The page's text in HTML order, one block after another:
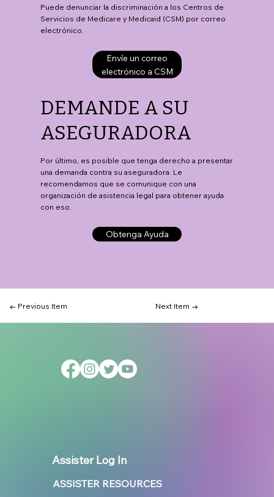
Puede denunciar la discriminación a los Centros de
Servicios de Medicare y Medicaid (CSM) por correo
electrónico.
Envíe un correo
electrónico a CSM
DEMANDE A SU
ASEGURADORA
Por último, es posible que tenga derecho a presentar
una demanda contra su aseguradora. Le
recomendamos que se comunique con una
organización de asistencia legal para obtener ayuda
con eso.
Obtenga Ayuda
← Previous Item Next Item →
Assister Log In
ASSISTER RESOURCES